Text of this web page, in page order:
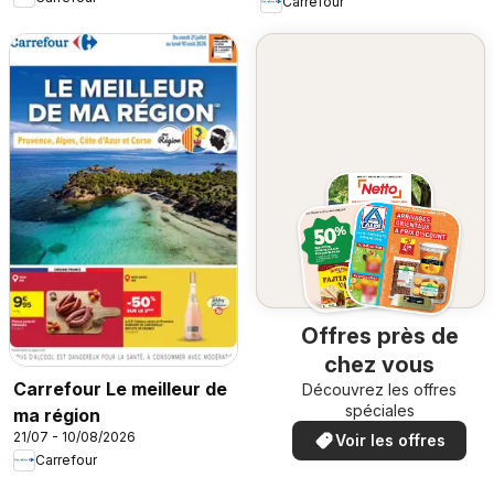
Carrefour Le meilleur de
ma région
21/07 - 10/08/2026
Carrefour
Offres près de
chez vous
Découvrez les offres
spéciales
Voir les offres